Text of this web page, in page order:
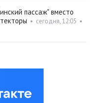
пассаж" вместо
• сегодня, 12:05 •